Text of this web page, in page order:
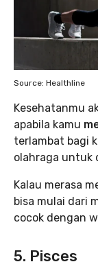
Source: Healthline
Kesehatanmu
apabila kamu
terlambat bagi
olahraga untuk
Kalau merasa
bisa mulai dari
cocok dengan
5. Pisces